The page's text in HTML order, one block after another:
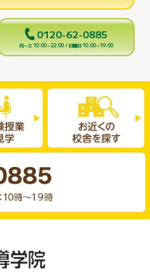
0120-62-0885
月～土 10:00～22:00 / 日曜日 10:00～19:00